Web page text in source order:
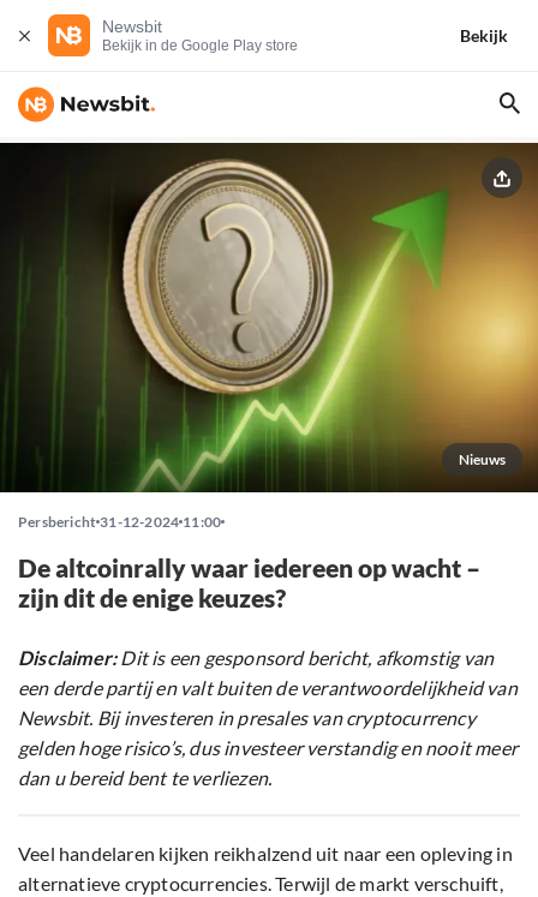
Newsbit
Bekijk in de Google Play store
Bekijk
Nieuws
Persbericht 31-12-2024 11:00
De altcoinrally waar iedereen op wacht –
zijn dit de enige keuzes?
Disclaimer:Dit is een gesponsord bericht, afkomstig van
een derde partij en valt buiten de verantwoordelijkheid van
Newsbit. Bij investeren in presales van cryptocurrency
gelden hoge risico’s, dus investeer verstandig en nooit meer
dan u bereid bent te verliezen.
Veel handelaren kijken reikhalzend uit naar een opleving in
alternatieve cryptocurrencies. Terwijl de markt verschuift,